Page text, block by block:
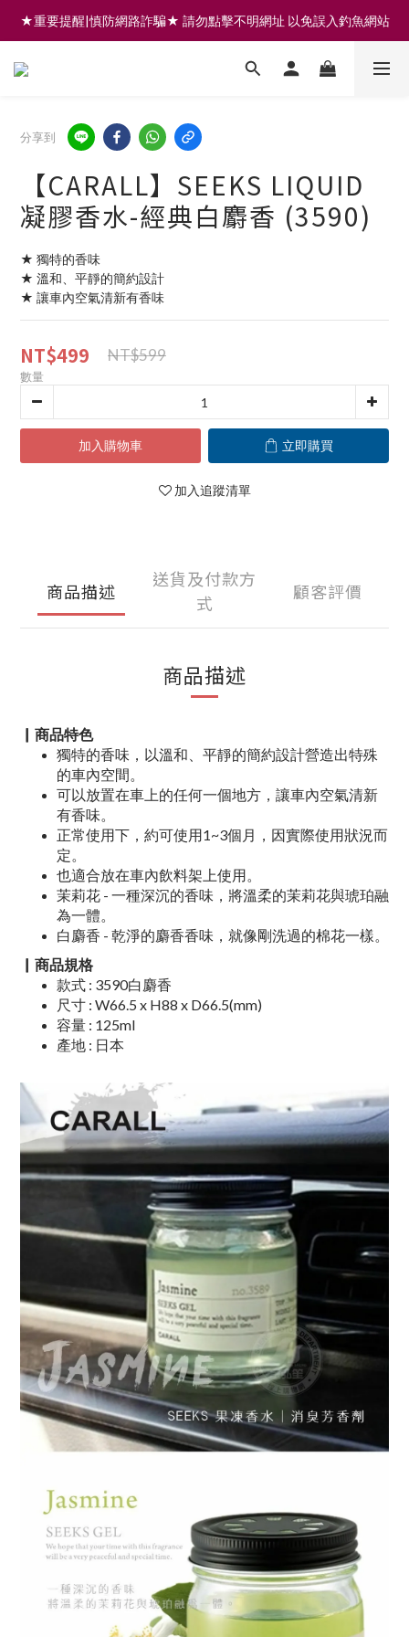
註冊會員享200元購物金 | 全館滿999免運 | 可門市取貨/安裝
★重要提醒|慎防網路詐騙★ 請勿點擊不明網址 以免誤入釣魚網站
註冊會員享200元購物金 | 全館滿999免運 | 可門市取貨/安裝
分享到
【CARALL】SEEKS LIQUID
凝膠香水-經典白麝香 (3590)
★ 獨特的香味
★ 溫和、平靜的簡約設計
★ 讓車內空氣清新有香味
NT$499 NT$599
數量
加入購物車 立即購買
加入追蹤清單
商品描述
送貨及付款方
式
顧客評價
商品描述
▏商品特色
獨特的香味，以溫和、平靜的簡約設計營造出特殊
的車內空間。
可以放置在車上的任何一個地方，讓車內空氣清新
有香味。
正常使用下，約可使用1~3個月，因實際使用狀況而
定。
也適合放在車內飲料架上使用。
茉莉花 - 一種深沉的香味，將溫柔的茉莉花與琥珀融
為一體。
白麝香 - 乾淨的麝香香味，就像剛洗過的棉花一樣。
▏商品規格
款式 : 3590白麝香
尺寸 : W66.5 x H88 x D66.5(mm)
容量 : 125ml
產地 : 日本